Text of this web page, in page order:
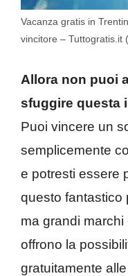
Vacanza gratis in
vincitore – Tuttogratis.it
Allora non puoi
sfuggire questa
Puoi vincere un
semplicemente
e potresti essere
questo fantastico
ma grandi
offrono la
gratuitamente